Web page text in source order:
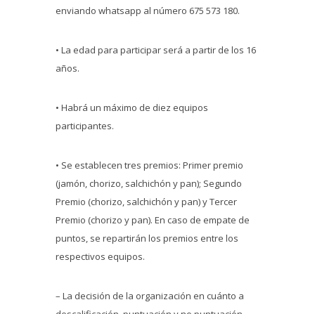
enviando whatsapp al número 675 573 180.
• La edad para participar será a partir de los 16
años.
• Habrá un máximo de diez equipos
participantes.
• Se establecen tres premios: Primer premio
(jamón, chorizo, salchichón y pan); Segundo
Premio (chorizo, salchichón y pan) y Tercer
Premio (chorizo y pan). En caso de empate de
puntos, se repartirán los premios entre los
respectivos equipos.
– La decisión de la organización en cuánto a